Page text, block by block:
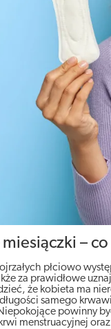
–
płciowo
za prawidłowe
że kobieta ma
samego
powinny
menstruacyjnej